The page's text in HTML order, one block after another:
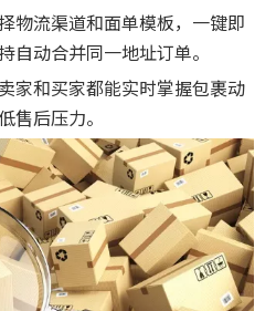
物流渠道和面单模板，一键即
自动合并同一地址订单。
家和买家都能实时掌握包裹动
售后压力。